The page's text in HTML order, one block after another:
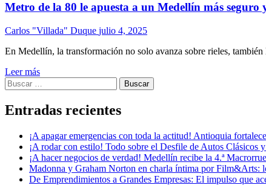
Metro de la 80 le apuesta a un Medellín más
Carlos "Villada" Duque julio 4, 2025
En Medellín, la transformación no solo avanza sobre rieles,
Leer más
Buscar:
Entradas recientes
¡A apagar emergencias con toda la actitud! Antioquia
¡A rodar con estilo! Todo sobre el Desfile de Autos Clásicos
¡A hacer negocios de verdad! Medellín recibe la 4.ª
Madonna y Graham Norton en charla íntima por Film&Arts:
De Emprendimientos a Grandes Empresas: El impulso que